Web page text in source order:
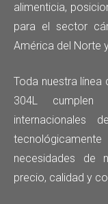
alimenticia,
para el sector
América del Norte
Toda nuestra
304L
internacionales
necesidades de
precio, calidad y